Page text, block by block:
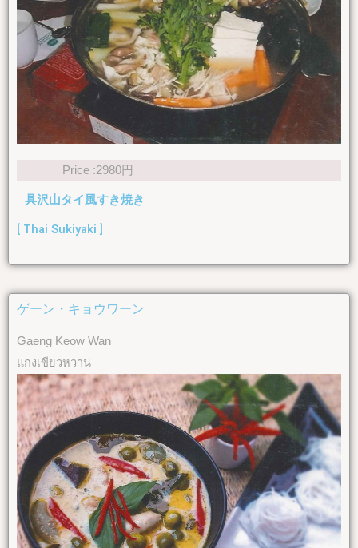
Price :2980円
具沢山タイ風すき焼き
[ Thai Sukiyaki ]
ゲーン・キョウワーン
Gaeng Keow Wan
แกงเขียวหวาน